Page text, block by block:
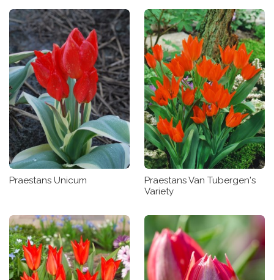
Praestans Unicum
Praestans Van Tubergen's
Variety